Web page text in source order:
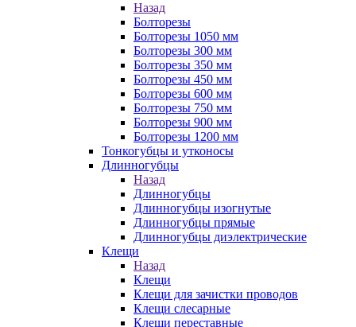
Назад
Болторезы
Болторезы 1050 мм
Болторезы 300 мм
Болторезы 350 мм
Болторезы 450 мм
Болторезы 600 мм
Болторезы 750 мм
Болторезы 900 мм
Болторезы 1200 мм
Тонкогубцы и утконосы
Длинногубцы
Назад
Длинногубцы
Длинногубцы изогнутые
Длинногубцы прямые
Длинногубцы диэлектрические
Клещи
Назад
Клещи
Клещи для зачистки проводов
Клещи слесарные
Клещи переставные